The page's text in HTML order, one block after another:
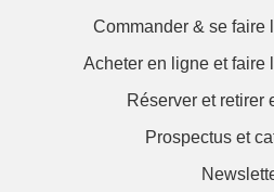
Commander & se faire
Acheter en ligne et faire
Réserver et retirer
Prospectus et